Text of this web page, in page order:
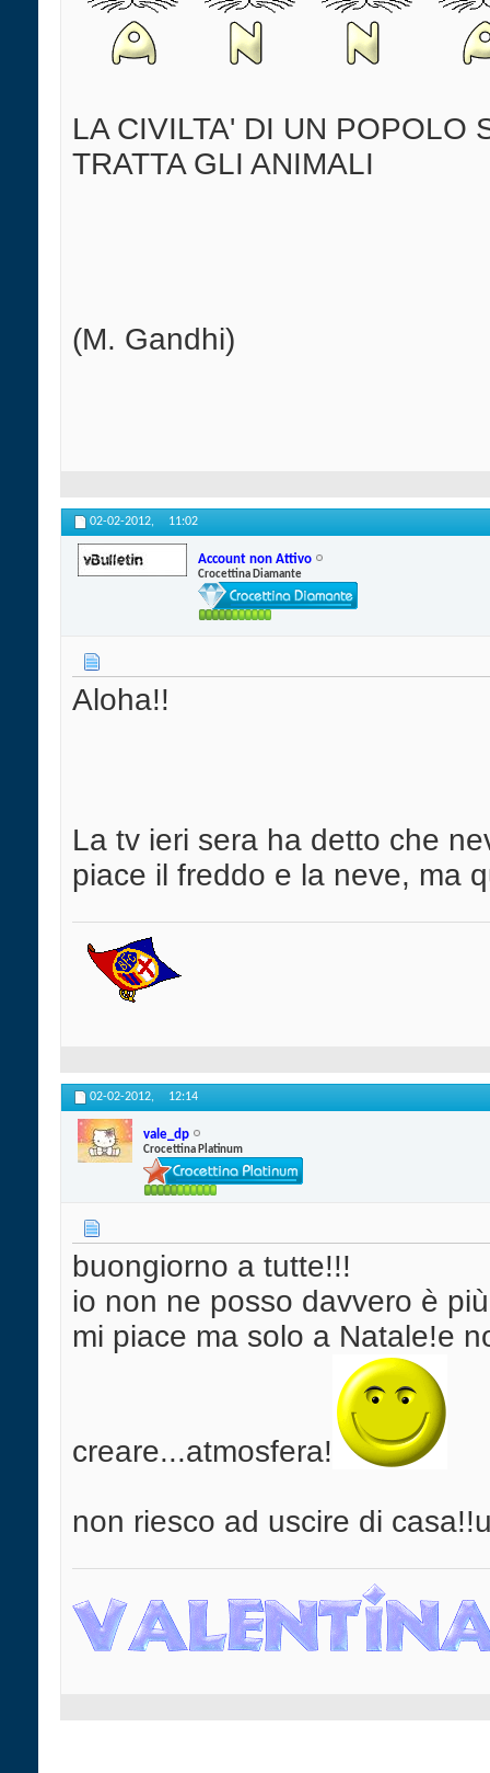
LA CIVILTA' DI UN POPOLO
TRATTA GLI ANIMALI
(M. Gandhi)
02-02-2012, 11:02
Account non Attivo
Crocettina Diamante
Aloha!!
La tv ieri sera ha detto che
piace il freddo e la neve, ma
02-02-2012, 12:14
vale_dp
Crocettina Platinum
buongiorno a tutte!!!
io non ne posso davvero è
mi piace ma solo a Natale!e
creare...atmosfera!
non riesco ad uscire di